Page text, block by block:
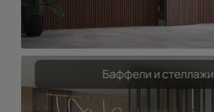
Баффели и стеллажи